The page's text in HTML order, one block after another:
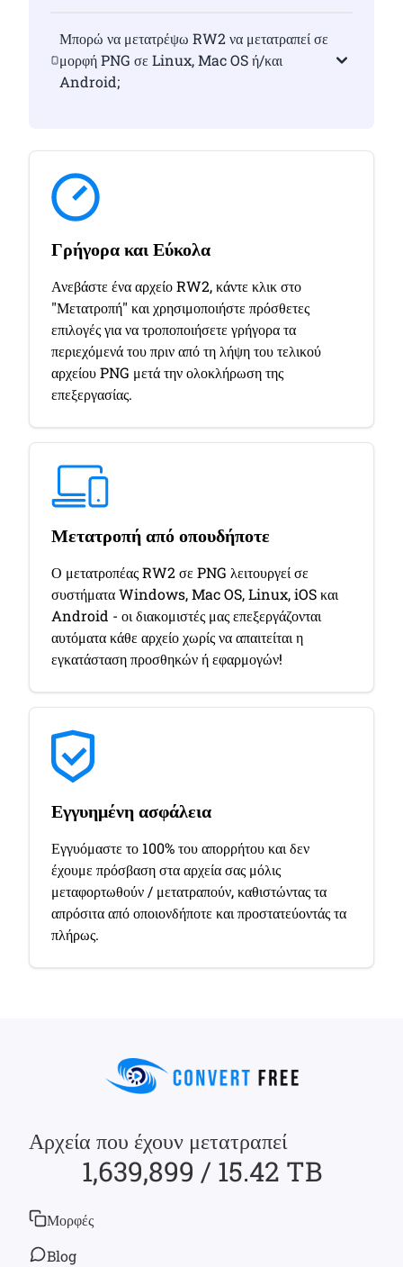
Μπορώ να μετατρέψω RW2 να μετατραπεί σε
μορφή PNG σε Linux, Mac OS ή/και
Android;
Γρήγορα και Εύκολα
Ανεβάστε ένα αρχείο RW2, κάντε κλικ στο
"Μετατροπή" και χρησιμοποιήστε πρόσθετες
επιλογές για να τροποποιήσετε γρήγορα τα
περιεχόμενά του πριν από τη λήψη του τελικού
αρχείου PNG μετά την ολοκλήρωση της
επεξεργασίας.
Μετατροπή από οπουδήποτε
Ο μετατροπέας RW2 σε PNG λειτουργεί σε
συστήματα Windows, Mac OS, Linux, iOS και
Android - οι διακομιστές μας επεξεργάζονται
αυτόματα κάθε αρχείο χωρίς να απαιτείται η
εγκατάσταση προσθηκών ή εφαρμογών!
Εγγυημένη ασφάλεια
Εγγυόμαστε το 100% του απορρήτου και δεν
έχουμε πρόσβαση στα αρχεία σας μόλις
μεταφορτωθούν / μετατραπούν, καθιστώντας τα
απρόσιτα από οποιονδήποτε και προστατεύοντάς τα
πλήρως.
Αρχεία που έχουν μετατραπεί
1,639,899 / 15.42 TB
Μορφές
Blog